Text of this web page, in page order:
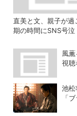
直美と文、親子が過
期の時間にSNS号泣
風
視聴
池
「